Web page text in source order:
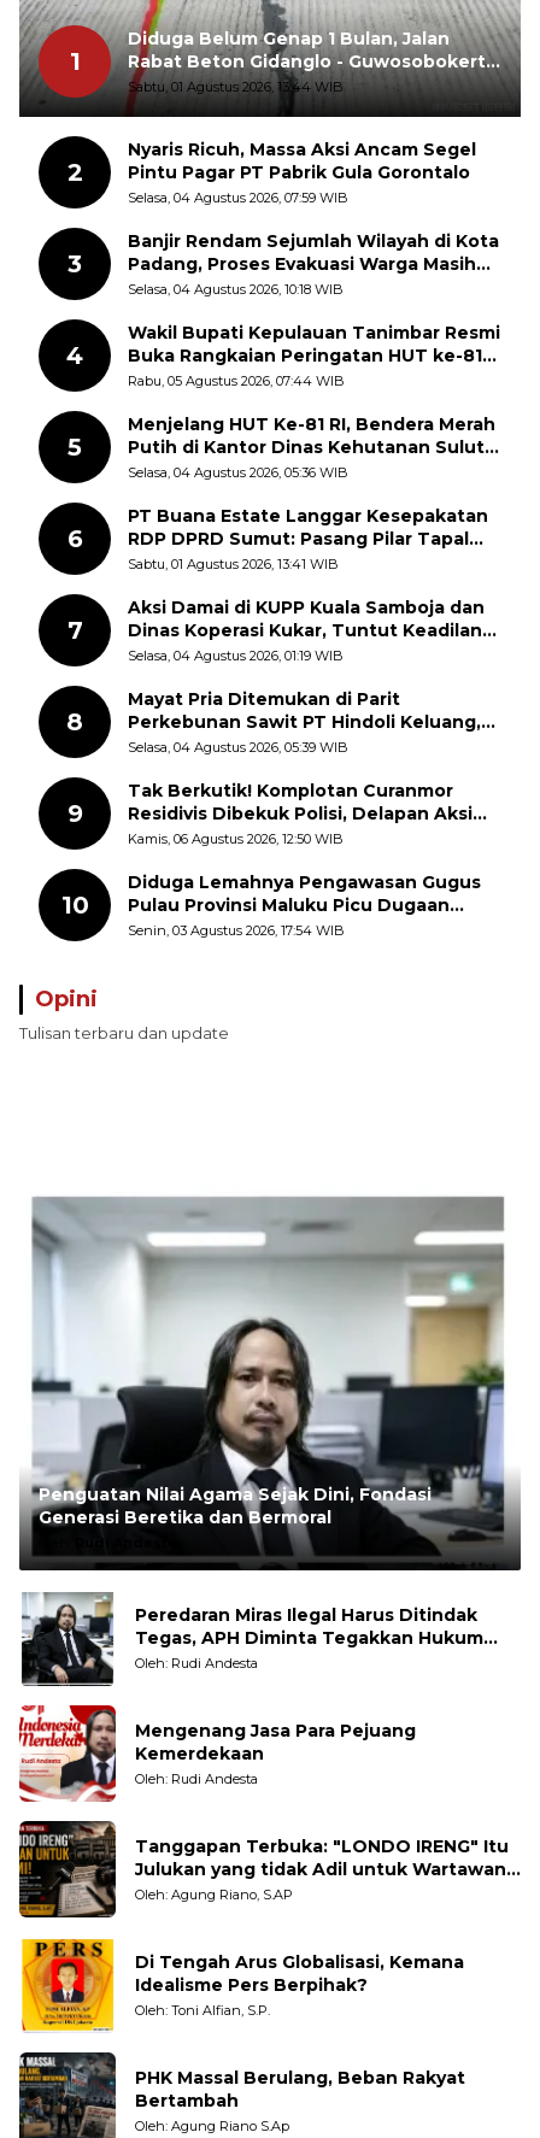
1
Diduga Belum Genap 1 Bulan, Jalan
Rabat Beton Gidanglo - Guwosobokerto
Sudah Pecah
Sabtu, 01 Agustus 2026, 13:44 WIB
2
Nyaris Ricuh, Massa Aksi Ancam Segel
Pintu Pagar PT Pabrik Gula Gorontalo
Selasa, 04 Agustus 2026, 07:59 WIB
3
Banjir Rendam Sejumlah Wilayah di Kota
Padang, Proses Evakuasi Warga Masih
Berlangsung
Selasa, 04 Agustus 2026, 10:18 WIB
4
Wakil Bupati Kepulauan Tanimbar Resmi
Buka Rangkaian Peringatan HUT ke-81
Kemerdekaan RI, ASN Diajak Perkuat
Rabu, 05 Agustus 2026, 07:44 WIB
5
Menjelang HUT Ke-81 RI, Bendera Merah
Putih di Kantor Dinas Kehutanan Sulut
Disorot Warga
Selasa, 04 Agustus 2026, 05:36 WIB
6
PT Buana Estate Langgar Kesepakatan
RDP DPRD Sumut: Pasang Pilar Tapal
Batas Sepihak Tanpa Libatkan
Sabtu, 01 Agustus 2026, 13:41 WIB
7
Aksi Damai di KUPP Kuala Samboja dan
Dinas Koperasi Kukar, Tuntut Keadilan
dan Kesempatan Kerja yang Adil
Selasa, 04 Agustus 2026, 01:19 WIB
8
Mayat Pria Ditemukan di Parit
Perkebunan Sawit PT Hindoli Keluang,
Polisi Selidiki Penyebab Kematian
Selasa, 04 Agustus 2026, 05:39 WIB
9
Tak Berkutik! Komplotan Curanmor
Residivis Dibekuk Polisi, Delapan Aksi
Curanmor Di Candipuro Terungkap
Kamis, 06 Agustus 2026, 12:50 WIB
10
Diduga Lemahnya Pengawasan Gugus
Pulau Provinsi Maluku Picu Dugaan
Pungli terhadap Nelayan Bale-Bale di
Senin, 03 Agustus 2026, 17:54 WIB
Opini
Tulisan terbaru dan update
Penguatan Nilai Agama Sejak Dini, Fondasi
Generasi Beretika dan Bermoral
Rudi Andesta
Peredaran Miras Ilegal Harus Ditindak
Tegas, APH Diminta Tegakkan Hukum
Tanpa Pandang Bulu
Oleh: Rudi Andesta
Mengenang Jasa Para Pejuang
Kemerdekaan
Oleh: Rudi Andesta
Tanggapan Terbuka: "LONDO IRENG" Itu
Julukan yang tidak Adil untuk Wartawan,
Pengamat dan LSM
Oleh: Agung Riano, S.AP
Di Tengah Arus Globalisasi, Kemana
Idealisme Pers Berpihak?
Oleh: Toni Alfian, S.P.
PHK Massal Berulang, Beban Rakyat
Bertambah
Oleh: Agung Riano S.Ap